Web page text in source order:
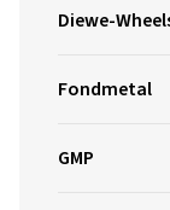
Diewe-
Fondmetal
GMP